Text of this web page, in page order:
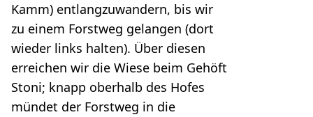
Kamm) entlangzuwandern, bis wir
zu einem Forstweg gelangen (dort
wieder links halten). Über diesen
erreichen wir die Wiese beim Gehöft
Stoni; knapp oberhalb des Hofes
mündet der Forstweg in die